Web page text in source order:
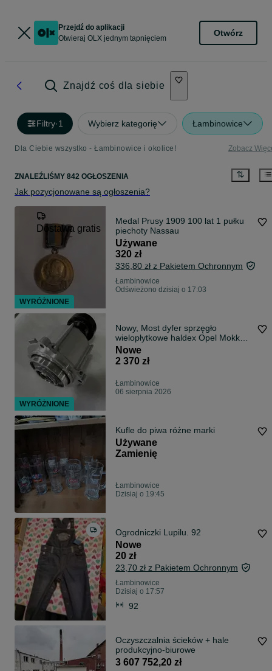
Przejdź do aplikacji
Otwieraj OLX jednym tapnięciem
Otwórz
Znajdź coś dla siebie
Filtry·1 Wybierz kategorię Łambinowice
Dla Ciebie wszystko - Łambinowice i okolice! Zobacz
ZNALEŹLIŚMY 842 OGŁOSZENIA
Jak pozycjonowane są ogłoszenia?
Dostawa gratis
Medal Prusy 1909 100 lat 1 pułku
piechoty Nassau
Używane
320 zł
336,80 zł z Pakietem Ochronnym
Łambinowice
Odświeżono dzisiaj o 17:03
Nowy, Most dyfer sprzęgło
wielopłytkowe haldex Opel Mokka
Trax NOWY
Nowe
2 370 zł
Łambinowice
06 sierpnia 2026
Kufle do piwa różne marki
Używane
Zamienię
Łambinowice
Dzisiaj o 19:45
Ogrodniczki Lupilu. 92
Nowe
20 zł
23,70 zł z Pakietem Ochronnym
Łambinowice
Dzisiaj o 17:57
92
Oczyszczalnia ścieków + hale
produkcyjno-biurowe
3 607 752,20 zł
WYRÓŻNIONE
WYRÓŻNIONE